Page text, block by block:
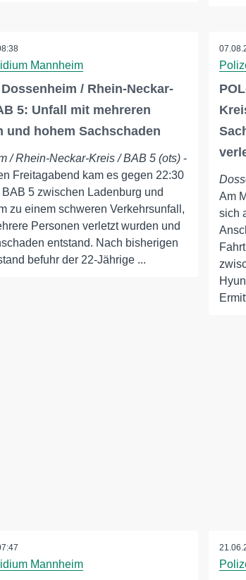
Mannheim
/ Rhein-Neckar-
5: Unfall mit mehreren
und hohem Sachschaden
/ Rhein-Neckar-Kreis / BAB 5 (ots)-
Freitagabend kam es gegen 22:30
BAB 5 zwischen Ladenburg und
zu einem schweren Verkehrsunfall,
Personen verletzt wurden und
entstand. Nach bisherigen
befuhr der 22-Jährige ...
Am
sich
Mannheim